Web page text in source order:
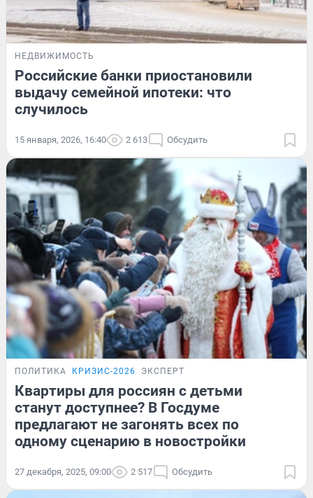
НЕДВИЖИМОСТЬ
Российские банки приостановили
выдачу семейной ипотеки: что
случилось
15 января, 2026, 16:40 2 613 Обсудить
ПОЛИТИКА КРИЗИС-2026 ЭКСПЕРТ
Квартиры для россиян с детьми
станут доступнее? В Госдуме
предлагают не загонять всех по
одному сценарию в новостройки
27 декабря, 2025, 09:00 2 517 Обсудить